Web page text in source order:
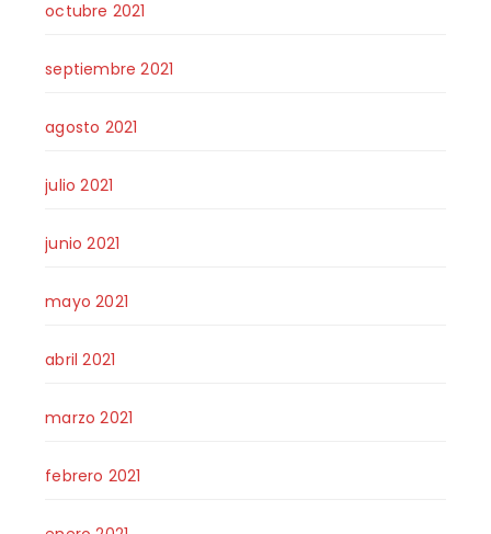
octubre 2021
septiembre 2021
agosto 2021
julio 2021
junio 2021
mayo 2021
abril 2021
marzo 2021
febrero 2021